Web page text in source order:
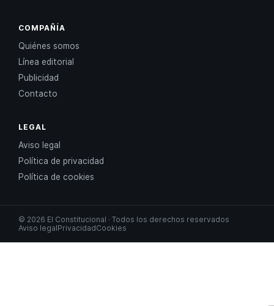
COMPAÑÍA
Quiénes somos
Línea editorial
Publicidad
Contacto
LEGAL
Aviso legal
Política de privacidad
Política de cookies
© 2026 El Constitucional · Todos los derechos reservados
Aviso legalPrivacidadCookies